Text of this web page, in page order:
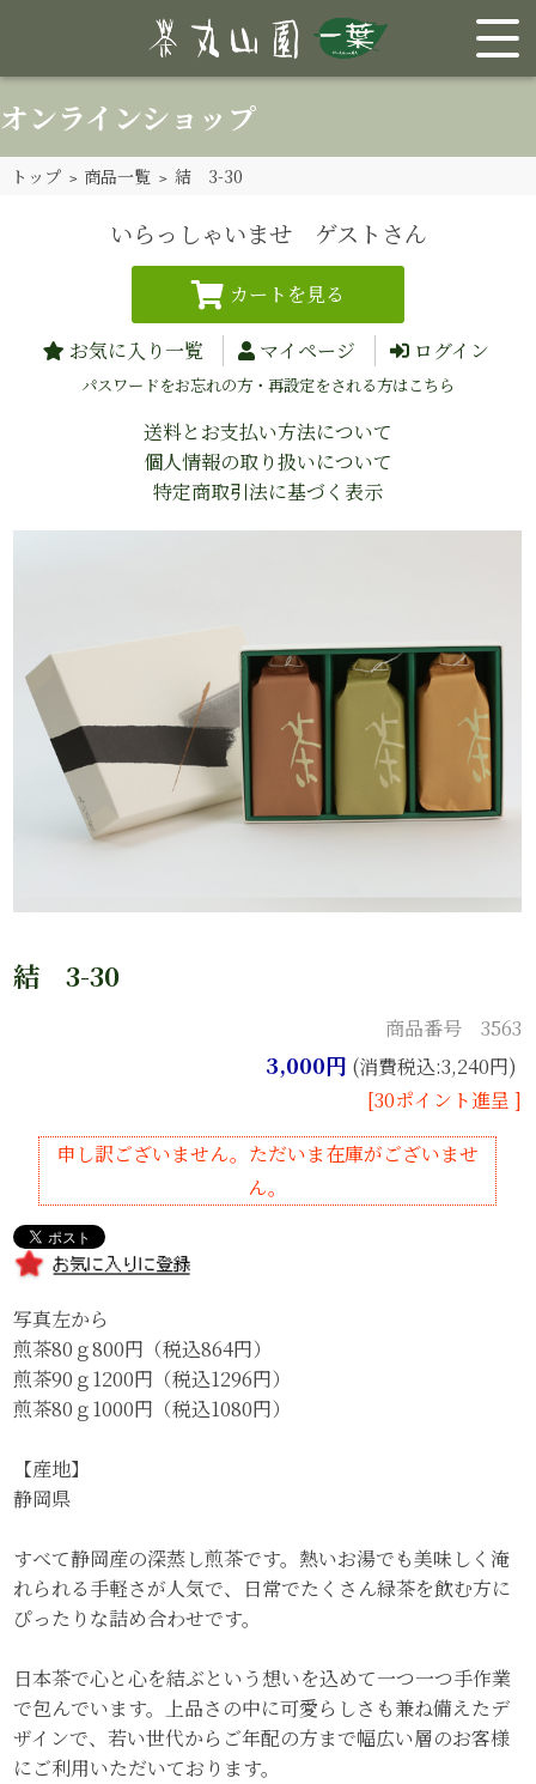
オンラインショップ
トップ > 商品一覧 > 結 3-30
いらっしゃいませ ゲストさん
お気に入り一覧 マイページ ログイン
パスワードをお忘れの方・再設定をされる方はこちら
送料とお支払い方法について
個人情報の取り扱いについて
特定商取引法に基づく表示
結 3-30
商品番号 3563
3,000円 (消費税込:3,240円)
[30ポイント進呈 ]
申し訳ございません。ただいま在庫がございませ
ん。
写真左から
煎茶80ｇ800円（税込864円）
煎茶90ｇ1200円（税込1296円）
煎茶80ｇ1000円（税込1080円）
【産地】
静岡県
すべて静岡産の深蒸し煎茶です。熱いお湯でも美味しく淹
れられる手軽さが人気で、日常でたくさん緑茶を飲む方に
ぴったりな詰め合わせです。
日本茶で心と心を結ぶという想いを込めて一つ一つ手作業
で包んでいます。上品さの中に可愛らしさも兼ね備えたデ
ザインで、若い世代からご年配の方まで幅広い層のお客様
にご利用いただいております。